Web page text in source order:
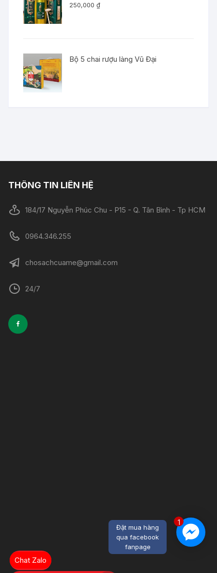
1
Đặt mua hàng
qua facebook
fanpage
250,000₫
Bộ 5 chai rượu làng Vũ Đại
THÔNG TIN LIÊN HỆ
184/17 Nguyễn Phúc Chu - P15 - Q. Tân Bình - Tp HCM
0964.346.255
chosachcuame@gmail.com
24/7
Chat Zalo